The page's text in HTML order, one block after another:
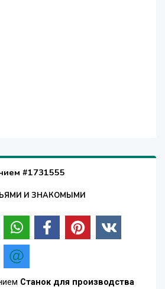
#1731555
И ЗНАКОМЫМИ
Станок для производства